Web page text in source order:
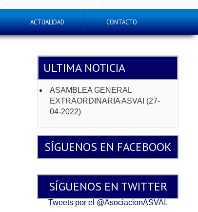
ACTUALIDAD CONTACTO
ULTIMA NOTICIA
ASAMBLEA GENERAL
EXTRAORDINARIA ASVAI (27-
04-2022)
SÍGUENOS EN FACEBOOK
SÍGUENOS EN TWITTER
Tweets por el @AsociacionASVAI.